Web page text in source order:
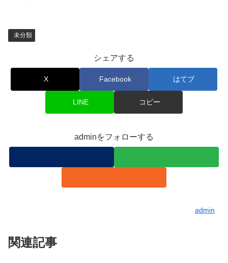
未分類
シェアする
X Facebook はてブ
LINE コピー
adminをフォローする
admin
関連記事